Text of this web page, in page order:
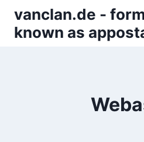
Inhalt
springen
vanclan.de -
known as